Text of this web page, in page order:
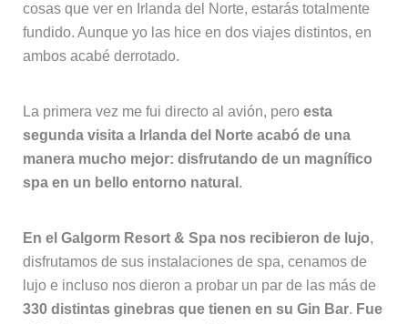
cosas que ver en Irlanda del Norte, estarás totalmente
fundido. Aunque yo las hice en dos viajes distintos, en
ambos acabé derrotado.
La primera vez me fui directo al avión, pero esta
segunda visita a Irlanda del Norte acabó de una
manera mucho mejor: disfrutando de un magnífico
spa en un bello entorno natural .
En el Galgorm Resort & Spa nos recibieron de lujo,
disfrutamos de sus instalaciones de spa, cenamos de
lujo e incluso nos dieron a probar un par de las más de
330 distintas ginebras que tienen en su Gin Bar. Fue